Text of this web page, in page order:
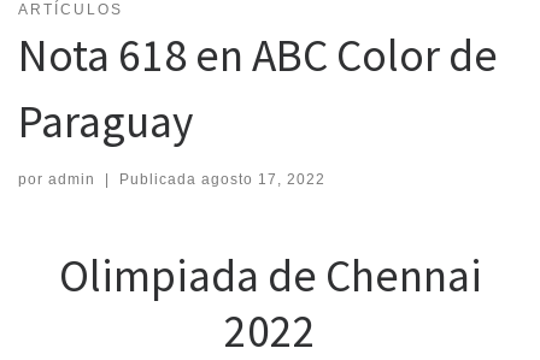
ARTÍCULOS
Nota 618 en ABC Color de
Paraguay
por admin | Publicada agosto 17, 2022
Olimpiada de Chennai
2022